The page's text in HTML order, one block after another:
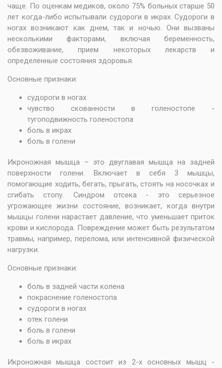
чаще. По оценкам медиков, около 75% больных старше 50
лет когда-либо испытывали судороги в икрах. Судороги в
ногах возникают как днем, так и ночью. Они вызваны
несколькими факторами, включая беременность,
обезвоживание, прием некоторых лекарств и
определенные состояния здоровья.
Основные признаки:
судороги в ногах
чувство скованности в голеностопе -
тугоподвижность голеностопа
боль в икрах
боль в голени
Икроножная мышца – это двуглавая мышца на задней
поверхности голени. Включает в себя 3 мышцы,
помогающие ходить, бегать, прыгать, стоять на носочках и
сгибать стопу. Синдром отсека - это серьезное
угрожающее жизни состояние, возникает, когда внутри
мышцы голени нарастает давление, что уменьшает приток
крови и кислорода. Повреждение может быть результатом
травмы, например, перелома, или интенсивной физической
нагрузки.
Основные признаки:
боль в задней части колена
покраснение голеностопа
судороги в ногах
отек голени
боль в голени
боль в икрах
Икроножная мышца состоит из 2-х основных мышц -